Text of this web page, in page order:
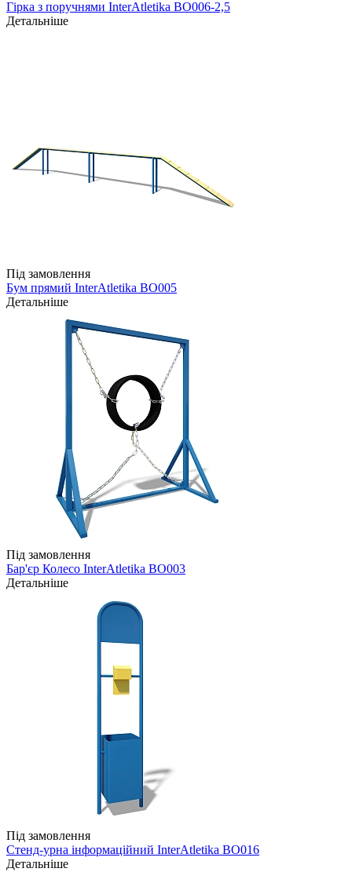
Гірка з поручнями InterAtletika ВО006-2,5
Детальніше
Під замовлення
Бум прямий InterAtletika BO005
Детальніше
Під замовлення
Бар'єр Колесо InterAtletika BO003
Детальніше
Під замовлення
Стенд-урна інформаційний InterAtletika BO016
Детальніше